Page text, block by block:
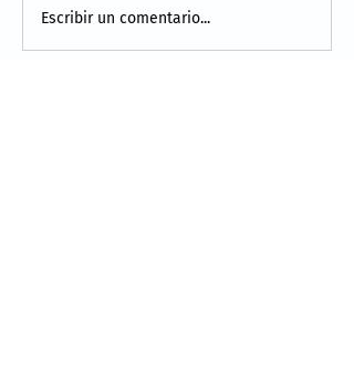
Escribir un comentario...